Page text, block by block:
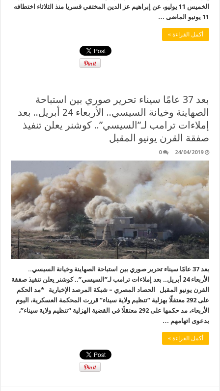
الخميس 11 يوليو، عن إبراهيم عز الدين المختفي قسريا منذ الثلاثاء اختطافه
11 يونيو الماضى …
أكمل القراءة »
بعد 37 عامًا سيناء تحرير صوري بين استباحة
الصهاينة وخيانة السيسي.. الأربعاء 24 أبريل.. بعد
إملاءات ترامب لـ”السيسي”.. كوشنر يعلن تنفيذ
صفقة القرن يونيو المقبل
24/04/2019
0
بعد 37 عامًا سيناء تحرير صوري بين استباحة الصهاينة وخيانة السيسي..
الأربعاء 24 أبريل.. بعد إملاءات ترامب لـ”السيسي”.. كوشنر يعلن تنفيذ صفقة
القرن يونيو المقبل الحصاد المصري – شبكة المرصد الإخبارية *مد الحكم
على 292 معتقلًا بهزلية “تنظيم ولاية سيناء” قررت المحكمة العسكرية، اليوم
الأربعاء، مد حكمها على 292 معتقلًا في القضية الهزلية “تنظيم ولاية سيناء”،
بدعوى اتهامهم …
أكمل القراءة »